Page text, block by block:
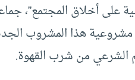
على أخلاق المجتمع”،
هذا المشروب
الشرعي من شرب القهوة.